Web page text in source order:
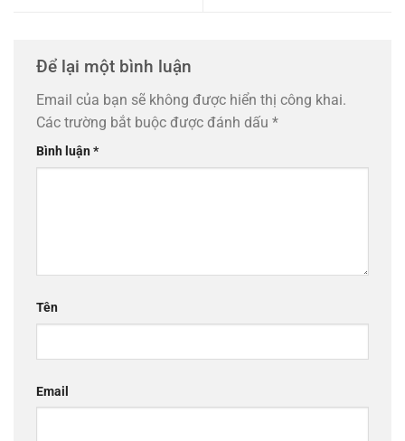
Để lại một bình luận
Email của bạn sẽ không được hiển thị công khai.
Các trường bắt buộc được đánh dấu *
Bình luận*
Tên
Email